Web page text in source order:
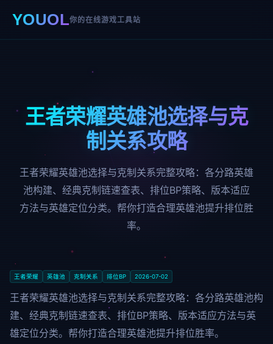
YOUOL你的在线游戏工具站
王者荣耀英雄池选择与克
制关系攻略
王者荣耀英雄池选择与克制关系完整攻略：各分路英雄
池构建、经典克制链速查表、排位BP策略、版本适应
方法与英雄定位分类。帮你打造合理英雄池提升排位胜
率。
王者荣耀 英雄池 克制关系 排位BP 2026-07-02
王者荣耀英雄池选择与克制关系完整攻略：各分路英雄池构
建、经典克制链速查表、排位BP策略、版本适应方法与英
雄定位分类。帮你打造合理英雄池提升排位胜率。